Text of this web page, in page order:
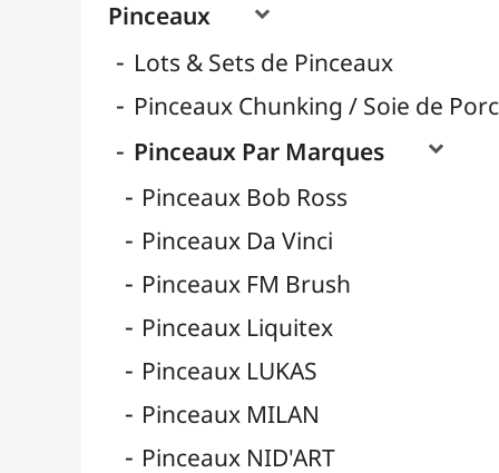
Pinceaux Poils Naturels
Pinceaux pour Acrylique
Pinceaux pour Aquarelle
Pinceaux pour Gouache
Pinceaux pour Huile
Pinces à Tendre
Rangement
Résines / Moulage
Supports Dessin & Peinture
Transport / Rangement
Vannerie / Rotin